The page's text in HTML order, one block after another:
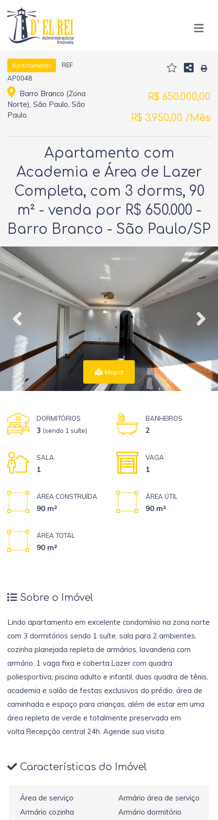
Apartamento
REF
AP0048
Barro Branco (Zona
Norte), São Paulo, São
Paulo
R$ 650.000,00
R$ 3.950,00 /Mês
Apartamento com
Academia e Área de Lazer
Completa, com 3 dorms, 90
m² - venda por R$ 650.000 -
Barro Branco - São Paulo/SP
Mapa
DORMITÓRIOS
3 (sendo 1 suíte)
BANHEIROS
2
SALA
1
VAGA
1
ÁREA CONSTRUÍDA
90 m²
ÁREA ÚTIL
90 m²
ÁREA TOTAL
90 m²
Sobre o Imóvel
Lindo apartamento em excelente condomínio na zona norte
com 3 dormitórios sendo 1 suíte, sala para 2 ambientes,
cozinha planejada repleta de armários, lavanderia com
armário, 1 vaga fixa e coberta.Lazer com quadra
poliesportiva, piscina adulto e infantil, duas quadra de tênis,
academia e salão de festas exclusivos do prédio, área de
caminhada e espaço para crianças, além de estar em uma
área repleta de verde e totalmente preservada em
volta.Recepção central 24h. Agende sua visita.
Características do Imóvel
Área de serviço
Armário área de serviço
Armário cozinha
Armário dormitório